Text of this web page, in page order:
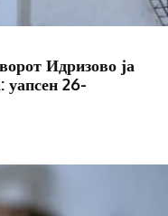
Идризово ја
уапсен 26-